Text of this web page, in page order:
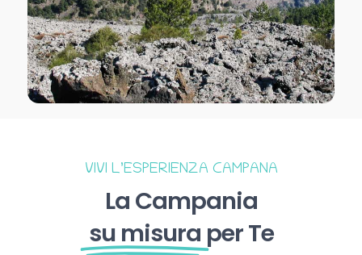
VIVI L’ESPERIENZA CAMPANA
La Campania
su misura per Te